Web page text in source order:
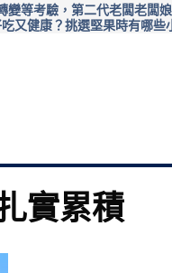
等考驗，第二代老闆老闆
又健康？挑選堅果時有哪些
實累積